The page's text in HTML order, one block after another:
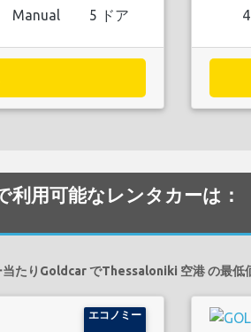
Manual 5 ドア 4
用可能なレンタカーは：
当たりGoldcar でThessaloniki 空港 の最低
エコノミー